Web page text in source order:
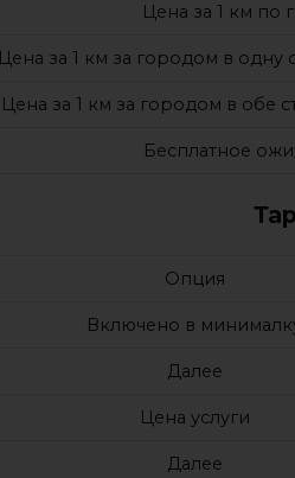
Цена за 1 км по
Цена за 1 км за городом в одну
Цена за 1 км за городом в обе
Бесплатное
Опция
Включено в
Далее
Цена услуги
Далее